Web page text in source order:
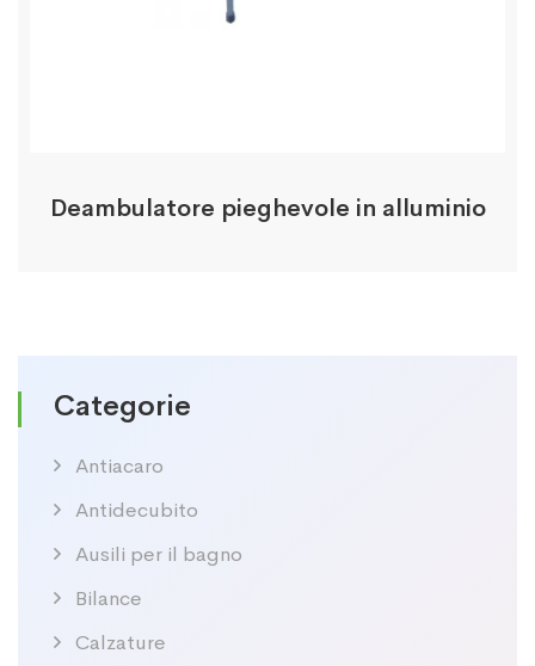
Categorie
Antiacaro
Antidecubito
Ausili per il bagno
Bilance
Calzature
Deambulatore pieghevole in alluminio